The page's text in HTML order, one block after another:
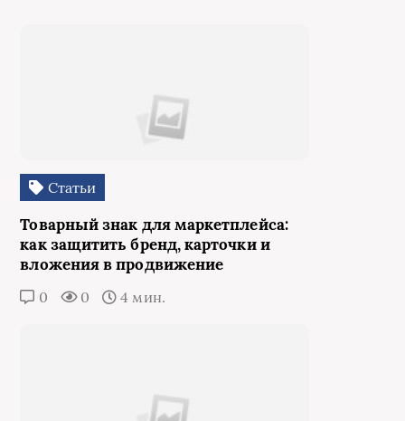
Статьи
Товарный знак для маркетплейса:
как защитить бренд, карточки и
вложения в продвижение
0 0 4 мин.